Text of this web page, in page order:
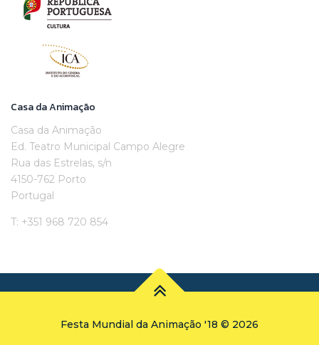
Casa da Animação
Casa da Animação
Ed. Teatro Municipal Campo Alegre
Rua das Estrelas, s/n
4150-762 Porto
Portugal
T: +351 968 720 854
Festa Mundial da Animação '18 © 2026